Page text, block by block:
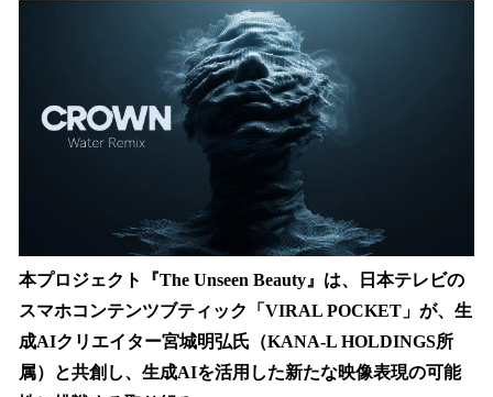
み
込
本プロジェクト『The Unseen Beauty』は、日本テレビの
スマホコンテンツブティック「VIRAL POCKET」が、生
成AIクリエイター宮城明弘氏（KANA-L HOLDINGS所
属）と共創し、生成AIを活用した新たな映像表現の可能